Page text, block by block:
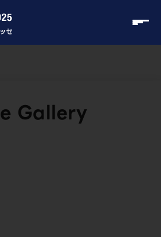
セ
Gallery